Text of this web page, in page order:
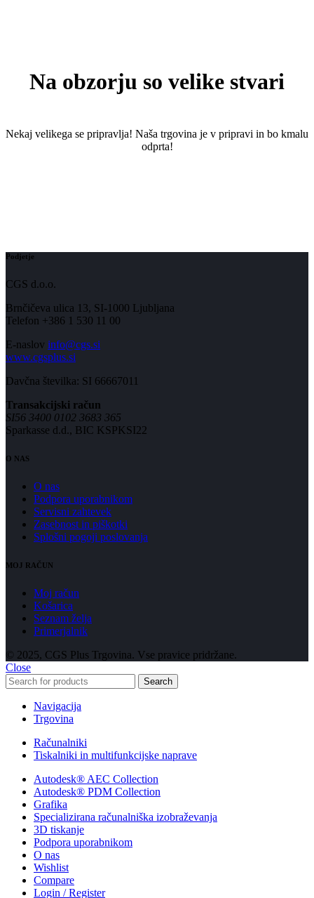
Na obzorju so velike stvari
Nekaj ​​velikega se pripravlja! Naša trgovina je v pripravi in ​​bo kmalu
odprta!
Podjetje
CGS d.o.o.
Brnčičeva ulica 13, SI-1000 Ljubljana
Telefon +386 1 530 11 00
E-naslov info@cgs.si
www.cgsplus.si
Davčna številka: SI 66667011
Transakcijski račun
SI56 3400 0102 3683 365
Sparkasse d.d., BIC KSPKSI22
O NAS
O nas
Podpora uporabnikom
Servisni zahtevek
Zasebnost in piškotki
Splošni pogoji poslovanja
MOJ RAČUN
Moj račun
Košarica
Seznam želja
Primerjalnik
© 2025, CGS Plus Trgovina. Vse pravice pridržane.
Close
Search
Navigacija
Trgovina
Računalniki
Tiskalniki in multifunkcijske naprave
Autodesk® AEC Collection
Autodesk® PDM Collection
Grafika
Specializirana računalniška izobraževanja
3D tiskanje
Podpora uporabnikom
O nas
Wishlist
Compare
Login / Register